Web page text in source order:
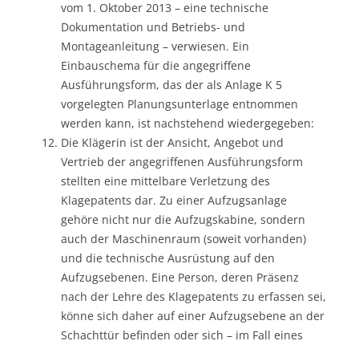
vom 1. Oktober 2013 – eine technische
Dokumentation und Betriebs- und
Montageanleitung – verwiesen. Ein
Einbauschema für die angegriffene
Ausführungsform, das der als Anlage K 5
vorgelegten Planungsunterlage entnommen
werden kann, ist nachstehend wiedergegeben:
Die Klägerin ist der Ansicht, Angebot und
Vertrieb der angegriffenen Ausführungsform
stellten eine mittelbare Verletzung des
Klagepatents dar. Zu einer Aufzugsanlage
gehöre nicht nur die Aufzugskabine, sondern
auch der Maschinenraum (soweit vorhanden)
und die technische Ausrüstung auf den
Aufzugsebenen. Eine Person, deren Präsenz
nach der Lehre des Klagepatents zu erfassen sei,
könne sich daher auf einer Aufzugsebene an der
Schachttür befinden oder sich – im Fall eines